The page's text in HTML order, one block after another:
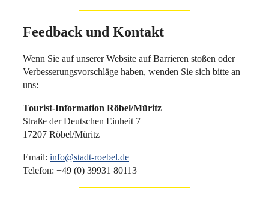
Feedback und Kontakt
Wenn Sie auf unserer Website auf Barrieren stoßen oder
Verbesserungsvorschläge haben, wenden Sie sich bitte an
uns:
Tourist-Information Röbel/Müritz
Straße der Deutschen Einheit 7
17207 Röbel/Müritz
Email: info@stadt-roebel.de
Telefon: +49 (0) 39931 80113